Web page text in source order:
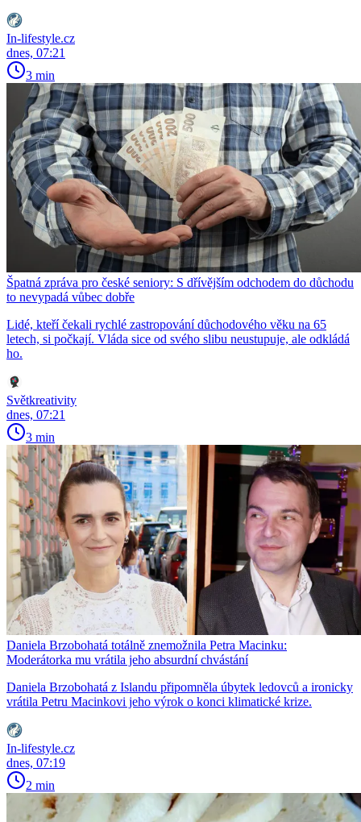
In-lifestyle.cz
dnes, 07:21
3 min
Špatná zpráva pro české seniory: S dřívějším odchodem do důchodu
to nevypadá vůbec dobře
Lidé, kteří čekali rychlé zastropování důchodového věku na 65
letech, si počkají. Vláda sice od svého slibu neustupuje, ale odkládá
ho.
Světkreativity
dnes, 07:21
3 min
Daniela Brzobohatá totálně znemožnila Petra Macinku:
Moderátorka mu vrátila jeho absurdní chvástání
Daniela Brzobohatá z Islandu připomněla úbytek ledovců a ironicky
vrátila Petru Macinkovi jeho výrok o konci klimatické krize.
In-lifestyle.cz
dnes, 07:19
2 min